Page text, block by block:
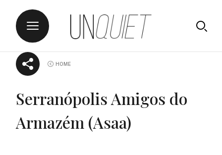
Skip
UNQUIET
HOME
Serranópolis Amigos do
Armazém (Asaa)